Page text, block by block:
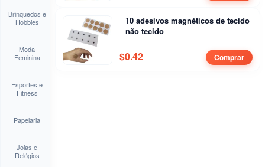
Brinquedos e
Hobbies
Moda
Feminina
Esportes e
Fitness
Papelaria
Joias e
Relógios
10 adesivos magnéticos de tecido
não tecido
$0.42 Comprar